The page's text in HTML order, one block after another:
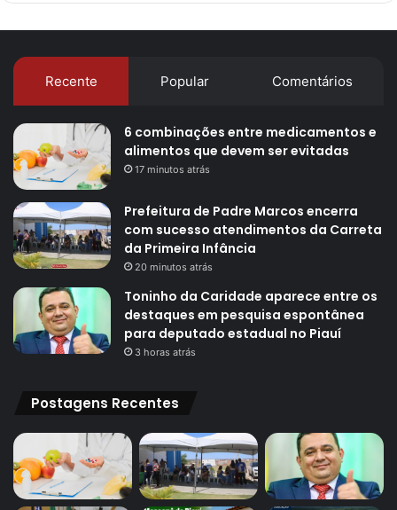
Recente Popular Comentários
6 combinações entre medicamentos e
alimentos que devem ser evitadas
17 minutos atrás
Prefeitura de Padre Marcos encerra
com sucesso atendimentos da Carreta
da Primeira Infância
20 minutos atrás
Toninho da Caridade aparece entre os
destaques em pesquisa espontânea
para deputado estadual no Piauí
3 horas atrás
Postagens Recentes